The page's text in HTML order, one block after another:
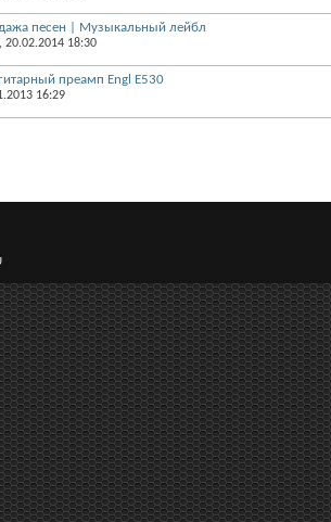
песен | Музыкальный лейбл
20.02.2014 18:30
преамп Engl E530
16:29